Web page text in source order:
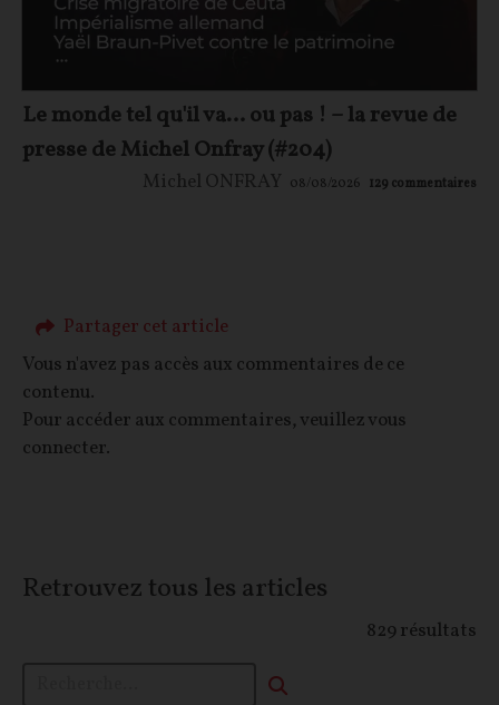
Le monde tel qu'il va… ou pas ! – la revue de
presse de Michel Onfray (#204)
Michel ONFRAY 08/08/2026 129 commentaires
Partager cet article
Vous n'avez pas accès aux commentaires de ce
contenu.
Pour accéder aux commentaires, veuillez vous
connecter.
Retrouvez tous les articles
829 résultats